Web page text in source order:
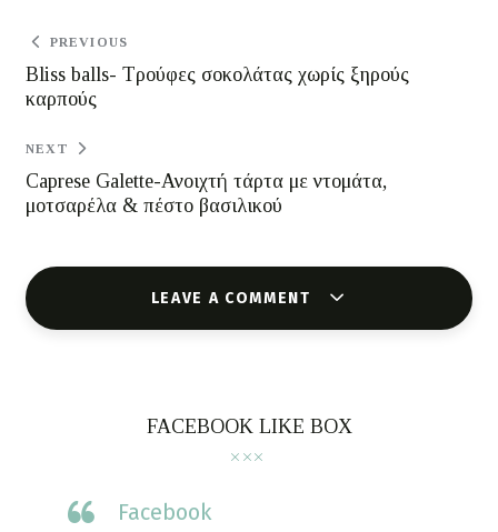
PREVIOUS
Bliss balls- Τρούφες σοκολάτας χωρίς ξηρούς
καρπούς
NEXT
Caprese Galette-Ανοιχτή τάρτα με ντομάτα,
μοτσαρέλα & πέστο βασιλικού
LEAVE A COMMENT
FACEBOOK LIKE BOX
Facebook